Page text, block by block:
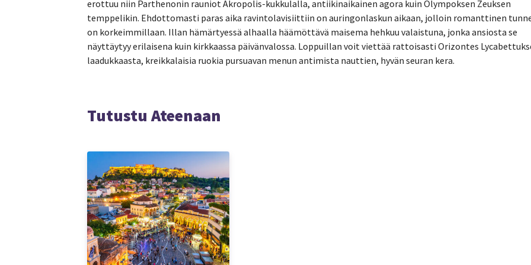
erottuu niin Parthenonin rauniot Akropolis-kukkulalla, antiikinaikainen agora kuin Olympoksen Zeuksen
temppelikin. Ehdottomasti paras aika ravintolavisiittiin on auringonlaskun aikaan, jolloin romanttinen
on korkeimmillaan. Illan hämärtyessä alhaalla häämöttävä maisema hehkuu valaistuna, jonka ansiosta se
näyttäytyy erilaisena kuin kirkkaassa päivänvalossa. Loppuillan voit viettää rattoisasti Orizontes
laadukkaasta, kreikkalaisia ruokia pursuavan menun antimista nauttien, hyvän seuran kera.
Tutustu Ateenaan